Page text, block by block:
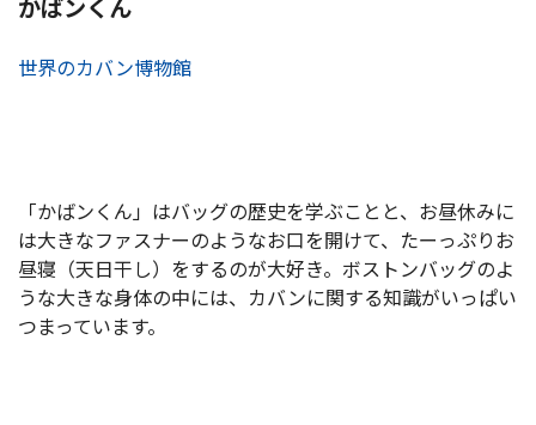
かばンくん
世界のカバン博物館
「かばンくん」はバッグの歴史を学ぶことと、お昼休みに
は大きなファスナーのようなお口を開けて、たーっぷりお
昼寝（天日干し）をするのが大好き。ボストンバッグのよ
うな大きな身体の中には、カバンに関する知識がいっぱい
つまっています。